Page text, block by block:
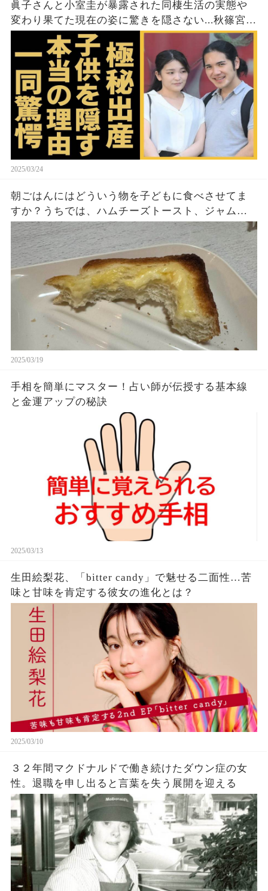
眞子さんと小室圭が暴露された同棲生活の実態や
変わり果てた現在の姿に驚きを隠さない...秋篠宮家
の長女がアメリカで極秘出産の真相や暴露された
ヤバいO癖に言葉を失う...
2025/03/24
朝ごはんにはどういう物を子どもに食べさせてま
すか？うちでは、ハムチーズトースト、ジャムト
ースト、ピーナッツバタートーストをよく作りま
す。やっぱこんなんダメよね…
2025/03/19
手相を簡単にマスター！占い師が伝授する基本線
と金運アップの秘訣
2025/03/13
生田絵梨花、「bitter candy」で魅せる二面性…苦
味と甘味を肯定する彼女の進化とは？
2025/03/10
３２年間マクドナルドで働き続けたダウン症の女
性。退職を申し出ると言葉を失う展開を迎える